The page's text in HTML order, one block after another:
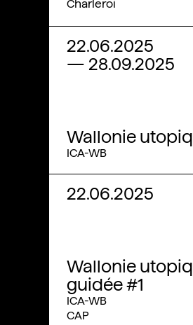
Charleroi
22.06.2025
— 28.09.2025
Wallonie
ICA-WB
22.06.2025
Wallonie
guidée #1
ICA-WB
CAP